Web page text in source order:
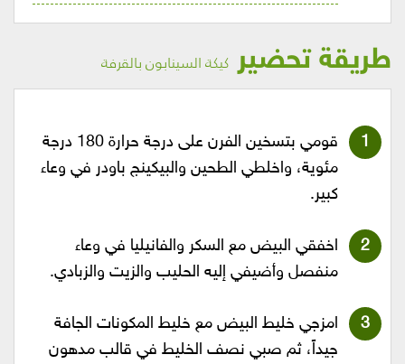
طريقة تحضير كيكة السينابون بالقرفة
قومي بتسخين الفرن على درجة حرارة 180 درجة
مئوية، واخلطي الطحين والبيكينج باودر في وعاء
كبير.
اخفقي البيض مع السكر والفانيليا في وعاء
منفصل وأضيفي إليه الحليب والزيت والزبادي.
امزجي خليط البيض مع خليط المكونات الجافة
جيداً، ثم صبي نصف الخليط في قالب مدهون